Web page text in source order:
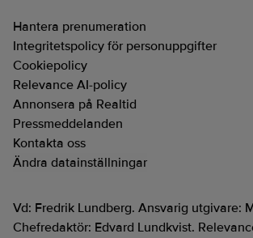
Hantera prenumeration
Integritetspolicy för personuppgifter
Cookiepolicy
Relevance AI-policy
Annonsera på Realtid
Pressmeddelanden
Kontakta oss
Ändra datainställningar
Vd: Fredrik Lundberg. Ansvarig utgivare:
Chefredaktör: Edvard Lundkvist.